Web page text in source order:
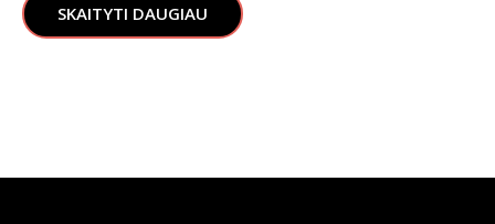
SKAITYTI DAUGIAU